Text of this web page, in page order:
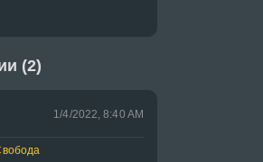
(2)
1/4/2022, 8:40 AM